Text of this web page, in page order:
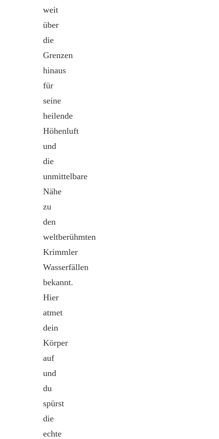
weit
über
die
Grenzen
hinaus
für
seine
heilende
Höhenluft
und
die
unmittelbare
Nähe
zu
den
weltberühmten
Krimmler
Wasserfällen
bekannt.
Hier
atmet
dein
Körper
auf
und
du
spürst
die
echte